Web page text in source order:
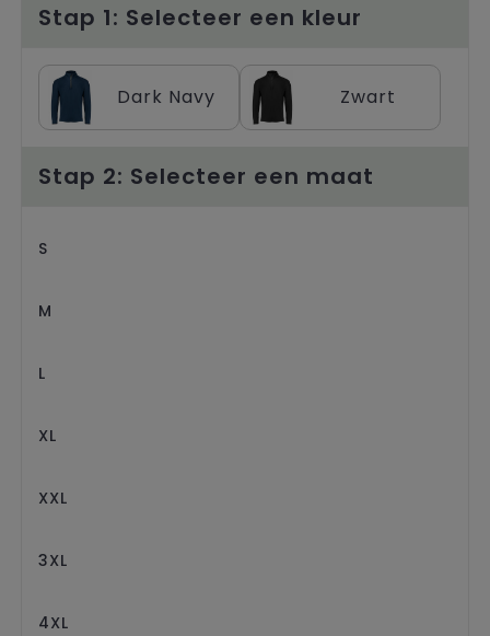
Tassen voor sport
Trolleys
Stap 1: Selecteer een kleur
Dark Navy Zwart
Stap 2: Selecteer een maat
S
M
L
XL
XXL
3XL
4XL